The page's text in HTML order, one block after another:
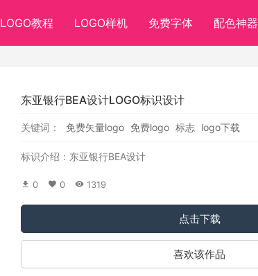
LOGO教程 LOGO样机 免费字体 配色神器
东亚银行BEA设计LOGO标识设计
关键词： 免费矢量logo 免费logo 标志 logo下载
标识介绍：东亚银行BEA设计
0 0 1319
点击下载
喜欢该作品